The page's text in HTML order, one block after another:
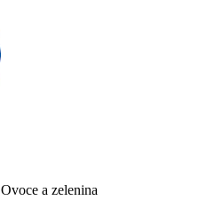
Ovoce a zelenina